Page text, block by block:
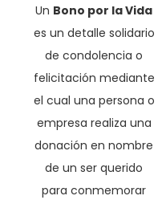
Un Bono por la Vida
es un detalle solidario
de condolencia o
felicitación mediante
el cual una persona o
empresa realiza una
donación en nombre
de un ser querido
para conmemorar